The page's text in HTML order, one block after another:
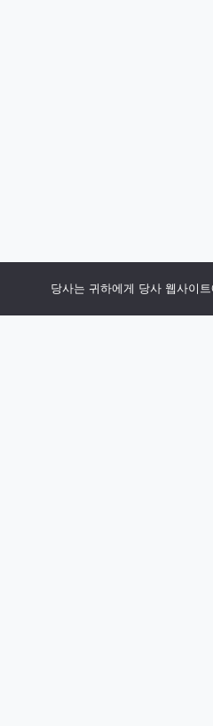
당사는 귀하에게 당사 웹사이